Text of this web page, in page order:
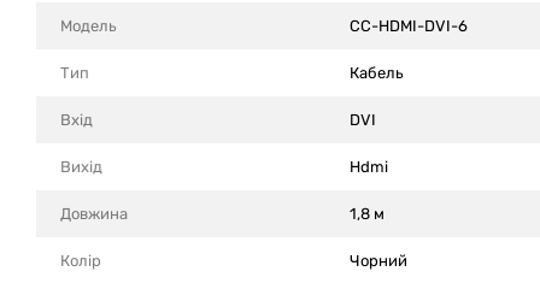
Модель CC-HDMI-DVI-6
Тип Кабель
Вхід DVI
Вихід Hdmi
Довжина 1,8 м
Колір Чорний